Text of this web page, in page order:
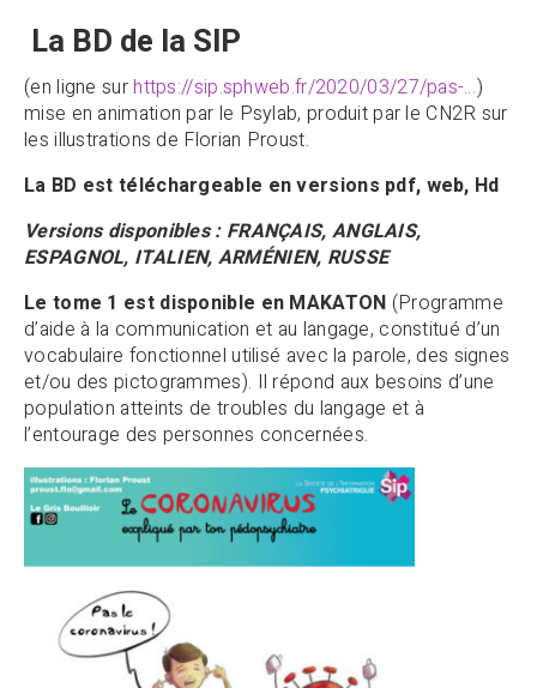
La BD de la SIP
(en ligne surhttps://sip.sphweb.fr/2020/03/27/pas-…)
mise en animation par le Psylab, produit par le CN2R sur
les illustrations de Florian Proust.
La BD est téléchargeable en versions pdf, web, Hd
Versions disponibles : FRANÇAIS, ANGLAIS,
ESPAGNOL, ITALIEN, ARMÉNIEN, RUSSE
Le tome 1 est disponible en MAKATON (Programme
d’aide à la communication et au langage, constitué d’un
vocabulaire fonctionnel utilisé avec la parole, des signes
et/ou des pictogrammes). Il répond aux besoins d’une
population atteints de troubles du langage et à
l’entourage des personnes concernées.